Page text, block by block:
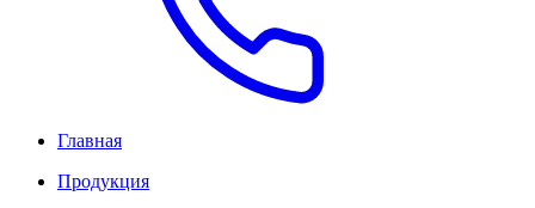
Главная
Продукция